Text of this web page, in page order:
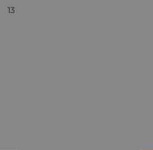
Liczba pozycji:
13
filtrowane. Wybierz